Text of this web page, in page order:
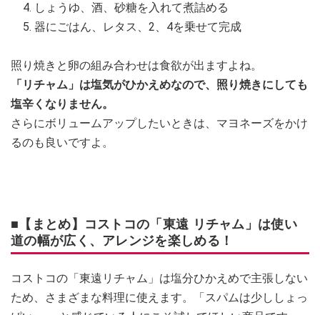
しょうゆ、酒、砂糖を入れて煮詰める
器にごはん、レタス、2、4を乗せて完成
照り焼きと卵の組み合わせは食欲が出ますよね。
「リチャム」は塩気がひかえめなので、照り焼きにしても
塩辛くなりません。
さらにボリュームアップしたいときは、マヨネーズをかけ
るのも良いですよ。
■【まとめ】コストコの「東遠 リチャム」は使い
道の幅が広く、アレンジを楽しめる！
コストコの「東遠リチャム」は塩分ひかえめで主張しない
ため、さまざまな料理に使えます。「スパムは少ししょっ